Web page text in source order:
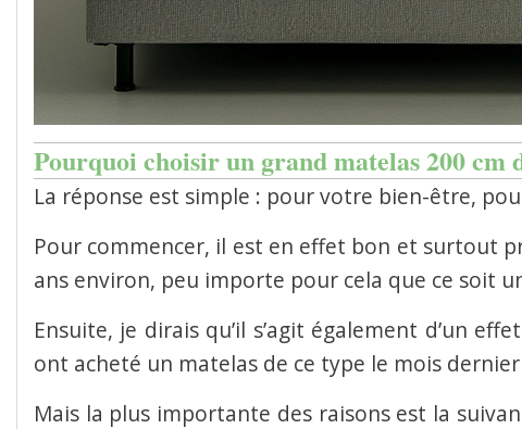
Pourquoi choisir un grand matelas 200 cm
La réponse est simple : pour votre bien-être,
Pour commencer, il est en effet bon et surtout
ans environ, peu importe pour cela que ce soit
Ensuite, je dirais qu’il s’agit également d’un
ont acheté un matelas de ce type le mois
Mais la plus importante des raisons est la